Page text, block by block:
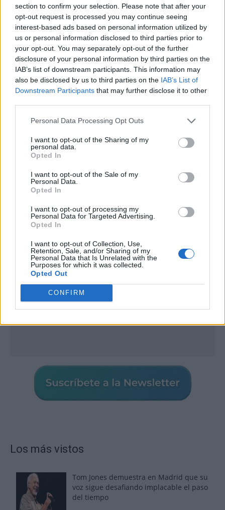
section to confirm your selection. Please note that after your
opt-out request is processed you may continue seeing
interest-based ads based on personal information utilized by
us or personal information disclosed to third parties prior to
your opt-out. You may separately opt-out of the further
disclosure of your personal information by third parties on the
IAB’s list of downstream participants. This information may
also be disclosed by us to third parties on the IAB’s List of
Downstream Participants that may further disclose it to other
Personal Data Processing Opt Outs
I want to opt-out of the Sharing of my
personal data.
Opted In
I want to opt-out of the Sale of my
Personal Data.
Opted In
I want to opt-out of processing my
Personal Data for Targeted Advertising.
Opted In
I want to opt-out of Collection, Use,
Retention, Sale, and/or Sharing of my
Personal Data that Is Unrelated with the
Purposes for which it was collected.
Opted Out
CONFIRM
TEMPORAL DE LA
TEMPORADA 2
EN LA MADRUGADA
Publicidad
Los más vistos
Tom Jones demuestra en Madrid que su
voz sigue desafiando implacable el paso
del tiempo